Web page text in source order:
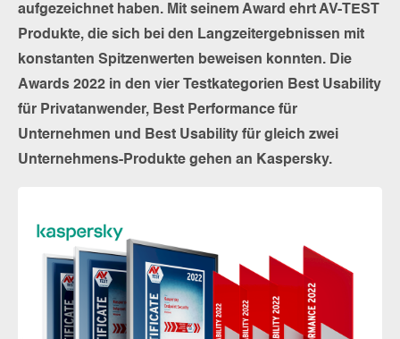
aufgezeichnet haben. Mit seinem Award ehrt AV-TEST
Produkte, die sich bei den Langzeitergebnissen mit
konstanten Spitzenwerten beweisen konnten. Die
Awards 2022 in den vier Testkategorien Best Usability
für Privatanwender, Best Performance für
Unternehmen und Best Usability für gleich zwei
Unternehmens-Produkte gehen an Kaspersky.